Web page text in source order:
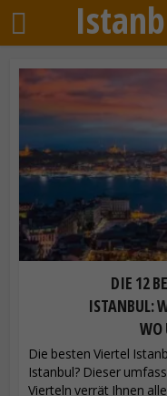
DIE 12
ISTANBUL:
WO
Die besten Viertel
Istanbul? Dieser
Vierteln verrät Ihnen